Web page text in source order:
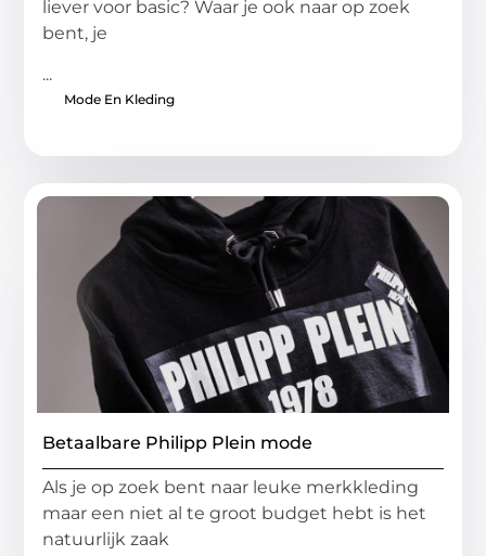
liever voor basic? Waar je ook naar op zoek
bent, je
...
Mode En Kleding
Betaalbare Philipp Plein mode
Als je op zoek bent naar leuke merkkleding
maar een niet al te groot budget hebt is het
natuurlijk zaak